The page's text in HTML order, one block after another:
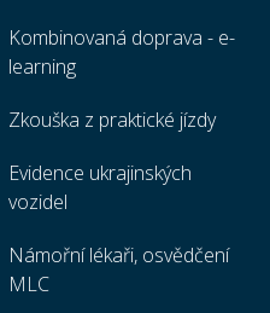
Kombinovaná doprava - e-
learning
Zkouška z praktické jízdy
Evidence ukrajinských
vozidel
Námořní lékaři, osvědčení
MLC